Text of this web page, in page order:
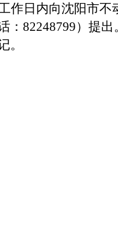
作日内向沈阳市
：82248799）提
。